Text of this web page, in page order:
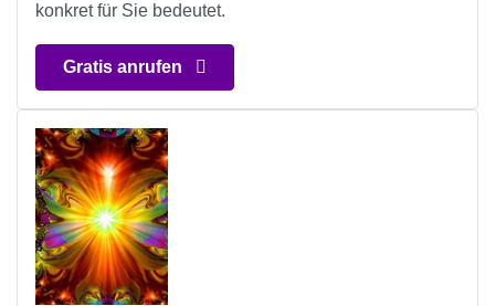
konkret für Sie bedeutet.
Gratis anrufen